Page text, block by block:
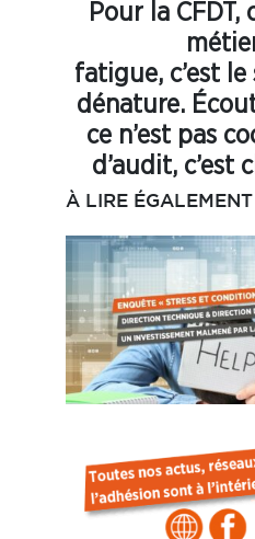
Pour la CFDT,
fatigue, c’est
dénature.
ce n’est pas
d’audit, c’est
À LIRE ÉGALEMENT